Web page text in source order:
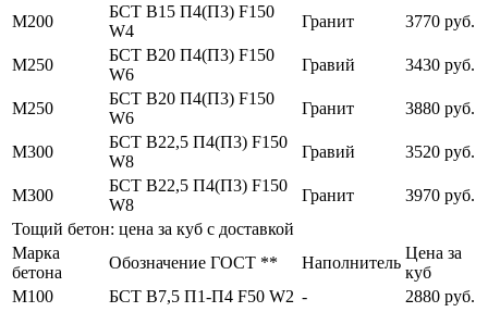
М200
БСТ В15 П4(П3) F150
W4
Гранит 3770 руб.
М250
БСТ В20 П4(П3) F150
W6
Гравий 3430 руб.
М250
БСТ В20 П4(П3) F150
W6
Гранит 3880 руб.
М300
БСТ В22,5 П4(П3) F150
W8
Гравий 3520 руб.
М300
БСТ В22,5 П4(П3) F150
W8
Гранит
3970 руб.
Тощий бетон: цена за куб с доставкой
Марка
бетона
Обозначение ГОСТ ** Наполнитель
Цена за
куб
М100
БСТ В7,5 П1-П4 F50 W2 -
2880 руб.